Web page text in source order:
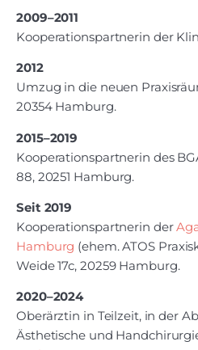
2009–2011
Kooperationspartnerin der
2012
Umzug in die neuen
20354 Hamburg.
2015–2019
Kooperations­partnerin des
88, 20251 Hamburg.
Seit 2019
Kooperations­partnerin der
Hamburg (ehem. ATOS
Weide 17c, 20259 Hamburg.
2020–2024
Oberärztin in Teilzeit, in der
Ästhetische und